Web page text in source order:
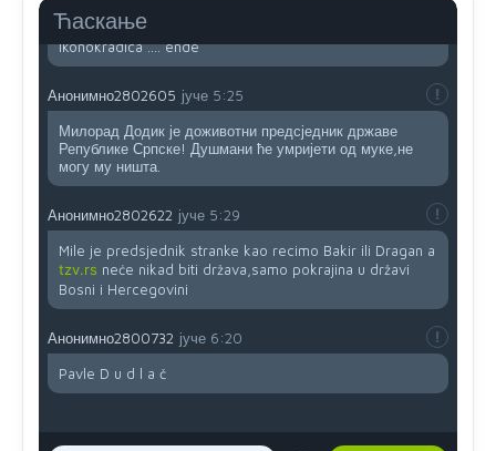
Ћаскање
....i onda su na tenkovima NATO pakta, na vlast došli
jedna baba i jedan švercer dezerter ratni profiter i
ikonokradica .... ende
Анонимно2802605 јуче 5:25
Милорад Додик је доживотни предсједник државе
Републике Српске! Душмани ће умријети од муке,не
могу му ништа.
Анонимно2802622 јуче 5:29
Mile je predsjednik stranke kao recimo Bakir ili Dragan a
tzv.rs neće nikad biti država,samo pokrajina u državi
Bosni i Hercegovini
Анонимно2800732 јуче 6:20
Pavle D u d l a č